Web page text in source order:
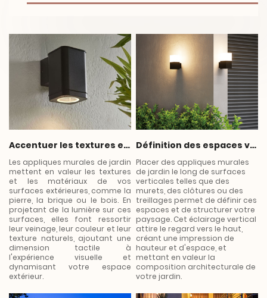
Accentuer les textures et les matériaux
Les appliques murales de jardin
mettent en valeur les textures
et les matériaux de vos
surfaces extérieures, comme la
pierre, la brique ou le bois. En
projetant de la lumière sur ces
surfaces, elles font ressortir
leur veinage, leur couleur et leur
texture naturels, ajoutant une
dimension tactile à
l'expérience visuelle et
dynamisant votre espace
extérieur.
Définition des espaces verticaux
Placer des appliques murales
de jardin le long de surfaces
verticales telles que des
murets, des clôtures ou des
treillages permet de définir ces
espaces et de structurer votre
paysage. Cet éclairage vertical
attire le regard vers le haut,
créant une impression de
hauteur et d'espace, et
mettant en valeur la
composition architecturale de
votre jardin.